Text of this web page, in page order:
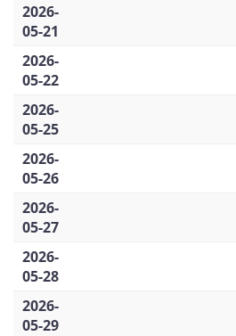
2026-
05-21
2026-
05-22
2026-
05-25
2026-
05-26
2026-
05-27
2026-
05-28
2026-
05-29